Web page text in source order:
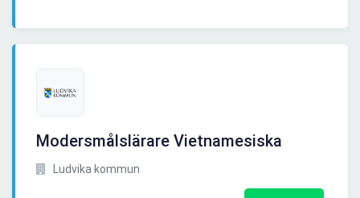
Modersmålslärare Vietnamesiska
Ludvika kommun